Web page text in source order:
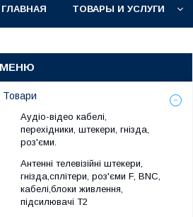
ГЛАВНАЯ ТОВАРЫ И УСЛУГИ
Товари
Аудіо-відео кабелі,
перехідники, штекери, гнізда,
роз'єми.
Антенні телевізійні штекери,
гнізда,сплітери, роз'єми F, BNC,
кабелі,блоки живлення,
підсилювачі Т2